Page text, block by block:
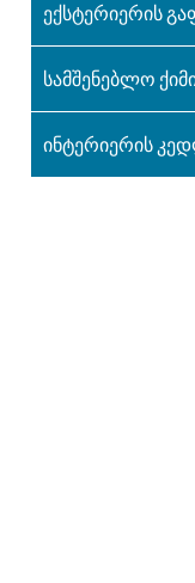
ექსტერიერის
სამშენებლო
ინტერიერის